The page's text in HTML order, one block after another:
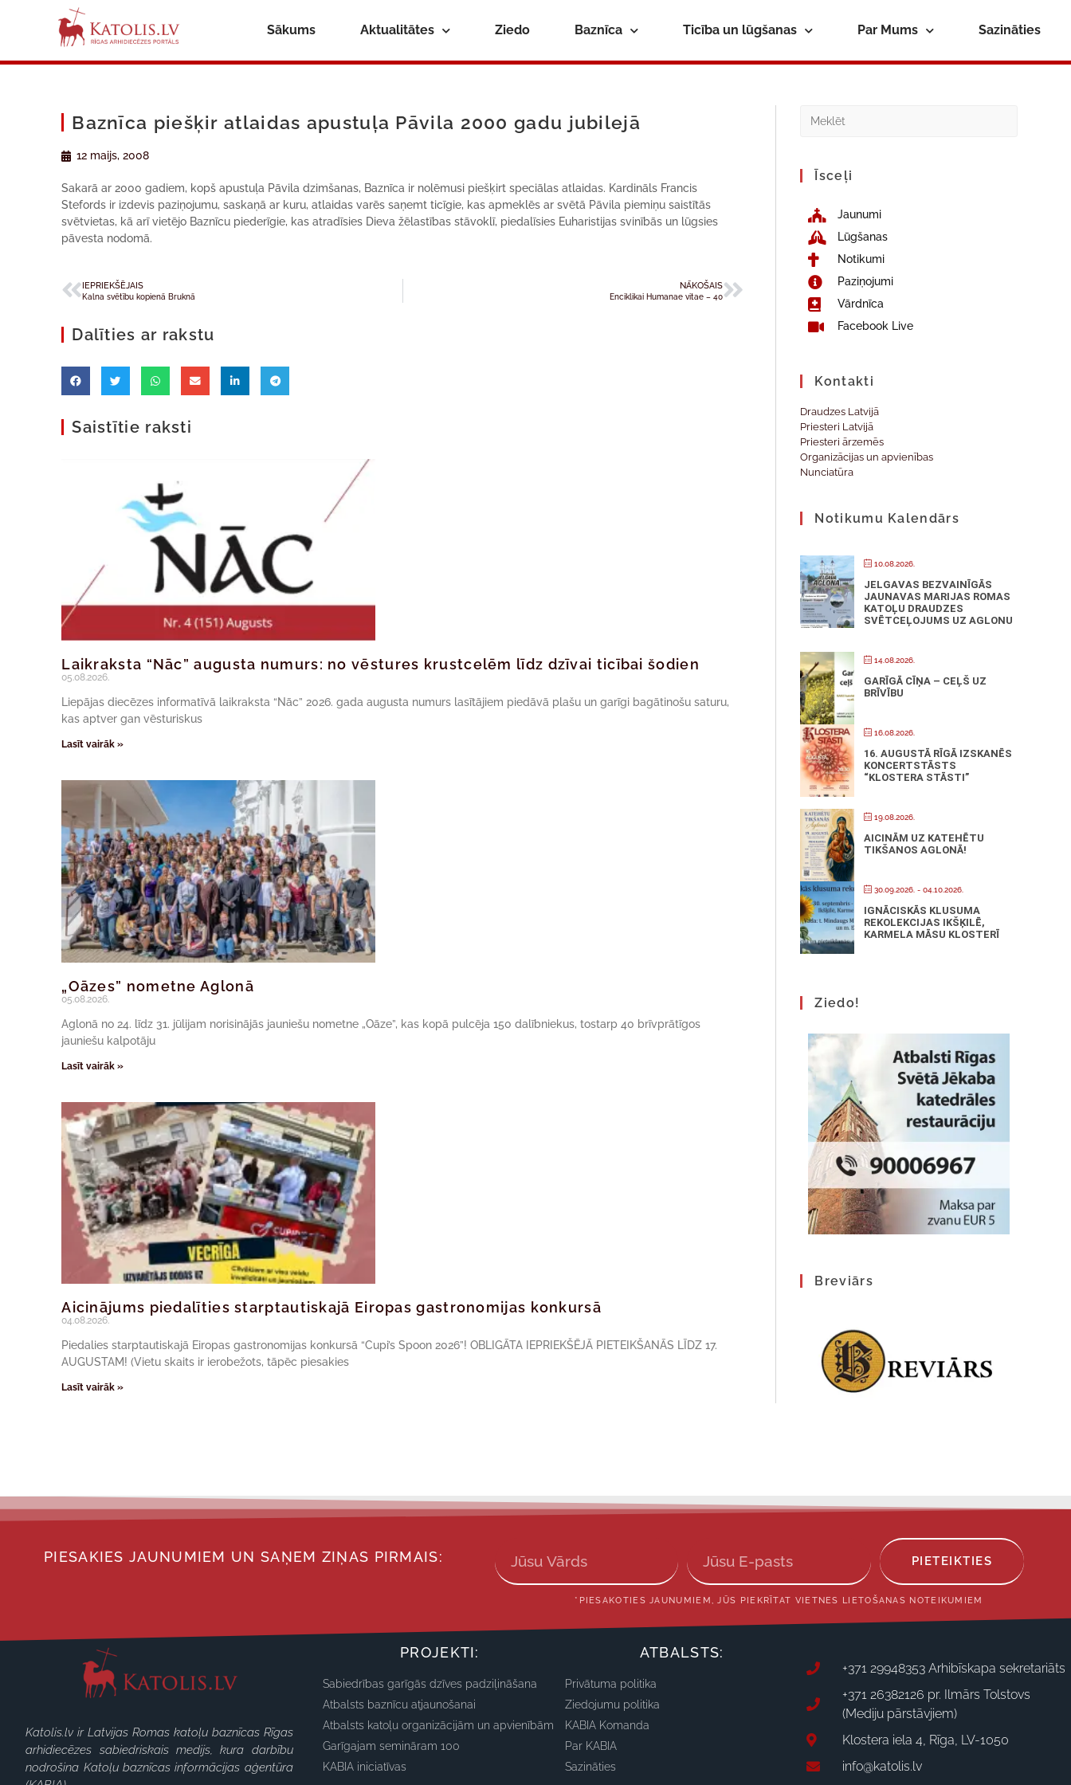
Sākums Aktualitātes Ziedo Baznīca Ticība un lūgšanas Par Mums Sazināties
Baznīca piešķir atlaidas apustuļa Pāvila 2000 gadu jubilejā
12 maijs, 2008
Sakarā ar 2000 gadiem, kopš apustuļa Pāvila dzimšanas, Baznīca ir nolēmusi piešķirt speciālas atlaidas. Kardināls Francis
Stefords ir izdevis paziņojumu, saskaņā ar kuru, atlaidas varēs saņemt ticīgie, kas apmeklēs ar svētā Pāvila piemiņu saistītās
svētvietas, kā arī vietējo Baznīcu piederīgie, kas atradīsies Dieva žēlastības stāvoklī, piedalīsies Euharistijas svinībās un lūgsies
pāvesta nodomā.
IEPRIEKŠĒJAIS
Kalna svētību kopienā Bruknā
NĀKOŠAIS
Enciklikai Humanae vitae – 40
Dalīties ar rakstu
Saistītie raksti
Laikraksta “Nāc” augusta numurs: no vēstures krustcelēm līdz dzīvai ticībai šodien
05.08.2026.
Liepājas diecēzes informatīvā laikraksta “Nāc” 2026. gada augusta numurs lasītājiem piedāvā plašu un garīgi bagātinošu saturu,
kas aptver gan vēsturiskus
Lasīt vairāk »
„Oāzes” nometne Aglonā
05.08.2026.
Aglonā no 24. līdz 31. jūlijam norisinājās jauniešu nometne „Oāze”, kas kopā pulcēja 150 dalībniekus, tostarp 40 brīvprātīgos
jauniešu kalpotāju
Lasīt vairāk »
Aicinājums piedalīties starptautiskajā Eiropas gastronomijas konkursā
04.08.2026.
Piedalies starptautiskajā Eiropas gastronomijas konkursā “Cupi’s Spoon 2026”! OBLIGĀTA IEPRIEKŠĒJĀ PIETEIKŠANĀS LĪDZ 17.
AUGUSTAM! (Vietu skaits ir ierobežots, tāpēc piesakies
Lasīt vairāk »
Īsceļi
Jaunumi
Lūgšanas
Notikumi
Paziņojumi
Vārdnīca
Facebook Live
Kontakti
Draudzes Latvijā
Priesteri Latvijā
Priesteri ārzemēs
Organizācijas un apvienības
Nunciatūra
Notikumu Kalendārs
10.08.2026.
JELGAVAS BEZVAINĪGĀS
JAUNAVAS MARIJAS ROMAS
KATOĻU DRAUDZES
SVĒTCEĻOJUMS UZ AGLONU
14.08.2026.
GARĪGĀ CĪŅA – CEĻŠ UZ
BRĪVĪBU
16.08.2026.
16. AUGUSTĀ RĪGĀ IZSKANĒS
KONCERTSTĀSTS
“KLOSTERA STĀSTI”
19.08.2026.
AICINĀM UZ KATEHĒTU
TIKŠANOS AGLONĀ!
30.09.2026. - 04.10.2026.
IGNĀCISKĀS KLUSUMA
REKOLEKCIJAS IKŠĶILĒ,
KARMELA MĀSU KLOSTERĪ
Ziedo!
Breviārs
PIESAKIES JAUNUMIEM UN SAŅEM ZIŅAS PIRMAIS: PIETEIKTIES
*PIESAKOTIES JAUNUMIEM, JŪS PIEKRĪTAT VIETNES LIETOŠANAS NOTEIKUMIEM
Katolis.lv ir Latvijas Romas katoļu baznīcas Rīgas
arhidiecēzes sabiedriskais medijs, kura darbību
nodrošina Katoļu baznīcas informācijas aģentūra
PROJEKTI:
Sabiedrības garīgās dzīves padziļināšana
Atbalsts baznīcu atjaunošanai
Atbalsts katoļu organizācijām un apvienībām
Garīgajam semināram 100
KABIA iniciatīvas
ATBALSTS:
Privātuma politika
Ziedojumu politika
KABIA Komanda
Par KABIA
Sazināties
+371 29948353 Arhibīskapa sekretariāts
+371 26382126 pr. Ilmārs Tolstovs
(Mediju pārstāvjiem)
Klostera iela 4, Rīga, LV-1050
info@katolis.lv